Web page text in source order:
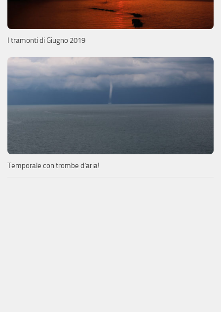
I tramonti di Giugno 2019
Temporale con trombe d’aria!